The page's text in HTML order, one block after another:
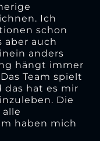
Ich
schon
auch
anders
hängt immer
Team spielt
das hat es mir
Die
haben mich